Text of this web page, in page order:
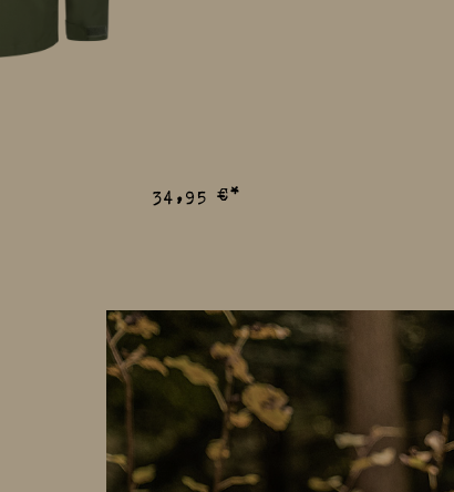
34,95 €*